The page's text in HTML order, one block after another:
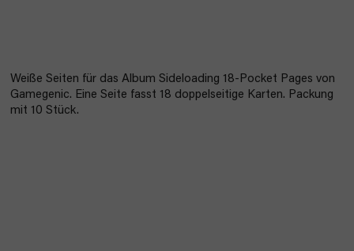
Weiße Seiten für das Album Sideloading 18-Pocket Pages von
Gamegenic. Eine Seite fasst 18 doppelseitige Karten. Packung
mit 10 Stück.